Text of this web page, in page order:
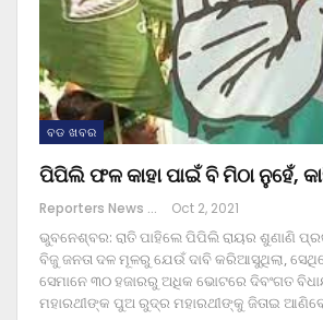
ବଡ ଖବର
ପିପିଲି ଫଳ କାହା ପାଇଁ ବି ମିଠା ନୁହେଁ,
Reporters News Agency Oct 2, 2021
ଭୁବନେଶ୍ବର: ରାତି ପାହିଲେ ପିପିଲି ରାୟର ଶୁଣାଣି
ବିଜୁ ଜନତା ଦଳ ମୂଳରୁ ଯେଉଁ ଦାବି କରିଆସୁଥିଲା,
ସେମାନେ ୩୦ ହଜାରରୁ ଅଧିକ ଭୋଟରେ ଦିବଂଗତ
ମହାରଥୀଙ୍କ ପୁଅ ରୁଦ୍ର ମହାରଥୀଙ୍କୁ ଜିତାଇ